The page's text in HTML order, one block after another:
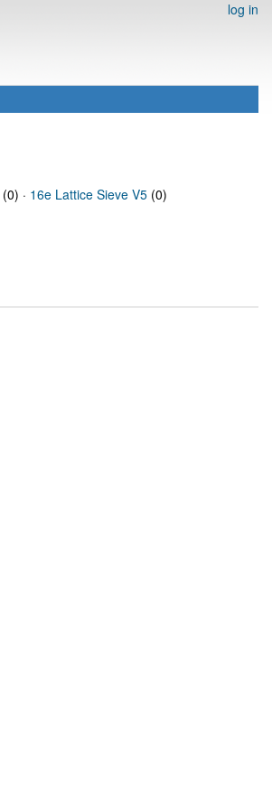
log in
(0) · 16e Lattice Sieve V5 (0)